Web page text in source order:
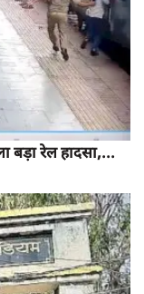
बड़ा रेल हादसा,...